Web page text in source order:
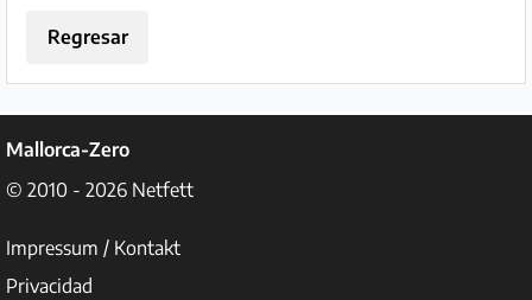
Regresar
Mallorca-Zero
© 2010 - 2026 Netfett
Impressum / Kontakt
Privacidad